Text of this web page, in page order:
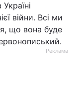
війни. Всі ми
що вона буде
Реклама